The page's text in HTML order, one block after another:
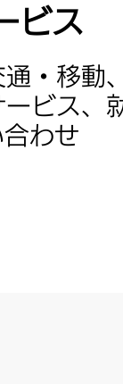
ビス
・移動
ビス、
わせ